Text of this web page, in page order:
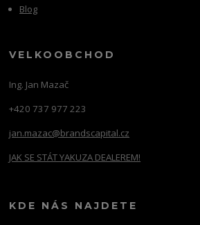
Blog
VELKOOBCHOD
Ing. Jan Mazač
+420 737 977 223
jan.mazac@brandscapital.cz
JAK SE STÁT YAKUZA DEALEREM!
KDE NÁS NAJDETE